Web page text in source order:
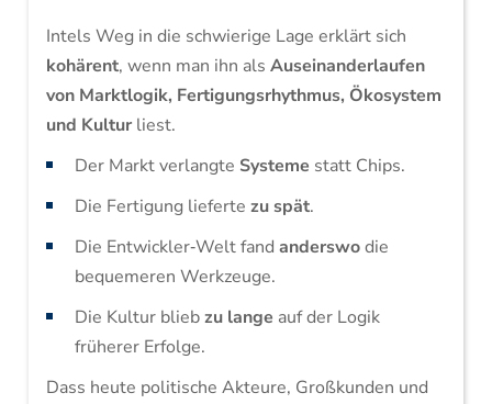
Intels Weg in die schwierige Lage erklärt sich
kohärent, wenn man ihn als Auseinanderlaufen
von Marktlogik, Fertigungsrhythmus, Ökosystem
und Kulturliest.
Der Markt verlangte Systeme statt Chips.
Die Fertigung lieferte zu spät.
Die Entwickler‑Welt fand anderswodie
bequemeren Werkzeuge.
Die Kultur bliebzu lange auf der Logik
früherer Erfolge.
Dass heute politische Akteure, Großkunden und